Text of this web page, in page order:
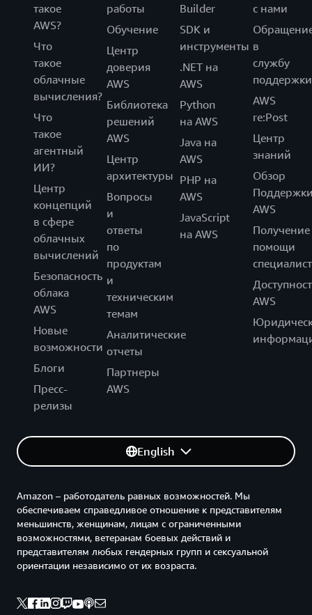
такое
AWS?
Что
такое
облачные
вычисления?
Что
такое
агентный
ИИ?
Центр
концепций
в сфере
облачных
вычислений
Безопасность
облака
AWS
Новые
возможности
Блоги
Пресс-
релизы
работы
Обучение
Центр
доверия
AWS
Библиотека
решений
AWS
Центр
архитектуры
Вопросы
и
ответы
по
продуктам
и
техническим
темам
Аналитические
отчеты
Партнеры
AWS
Builder
SDK и
инструменты
.NET на
AWS
Python
на AWS
Java на
AWS
PHP на
AWS
JavaScript
на AWS
с нами
в
службу
поддержки
AWS
re:Post
Центр
знаний
Обзор
AWS
Получение
помощи
AWS
English
Amazon – работодатель равных возможностей. Мы
обеспечиваем справедливое отношение к представителям
меньшинств, женщинам, лицам с ограниченными
возможностями, ветеранам боевых действий и
представителям любых гендерных групп и сексуальной
ориентации независимо от их возраста.